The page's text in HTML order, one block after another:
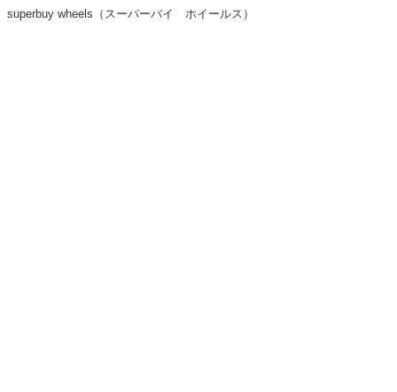
superbuy wheels（スーパーバイ ホイールス）